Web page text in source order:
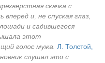
скачка с
и, не спуская глаз,
и садившегося
этот
голос мужа.
Л. Толстой,
слушал это с